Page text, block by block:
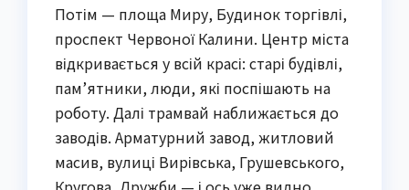
Потім — площа Миру, Будинок торгівлі,
проспект Червоної Калини. Центр міста
відкривається у всій красі: старі будівлі,
пам’ятники, люди, які поспішають на
роботу. Далі трамвай наближається до
заводів. Арматурний завод, житловий
масив, вулиці Вирівська, Грушевського,